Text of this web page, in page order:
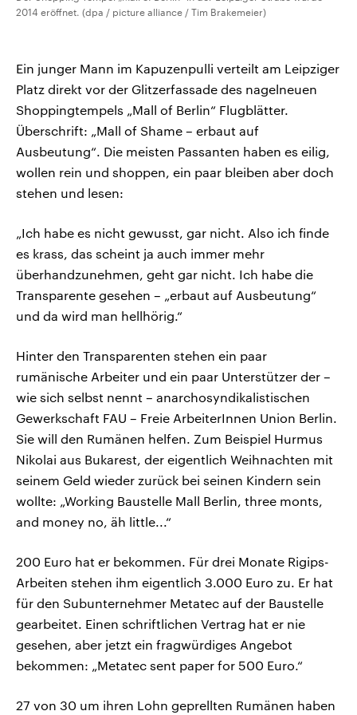
2014 eröffnet. (dpa / picture alliance / Tim Brakemeier)
Ein junger Mann im Kapuzenpulli verteilt am Leipziger
Platz direkt vor der Glitzerfassade des nagelneuen
Shoppingtempels „Mall of Berlin“ Flugblätter.
Überschrift: „Mall of Shame – erbaut auf
Ausbeutung“. Die meisten Passanten haben es eilig,
wollen rein und shoppen, ein paar bleiben aber doch
stehen und lesen:
„Ich habe es nicht gewusst, gar nicht. Also ich finde
es krass, das scheint ja auch immer mehr
überhandzunehmen, geht gar nicht. Ich habe die
Transparente gesehen – „erbaut auf Ausbeutung“
und da wird man hellhörig.“
Hinter den Transparenten stehen ein paar
rumänische Arbeiter und ein paar Unterstützer der –
wie sich selbst nennt – anarchosyndikalistischen
Gewerkschaft FAU – Freie ArbeiterInnen Union Berlin.
Sie will den Rumänen helfen. Zum Beispiel Hurmus
Nikolai aus Bukarest, der eigentlich Weihnachten mit
seinem Geld wieder zurück bei seinen Kindern sein
wollte: „Working Baustelle Mall Berlin, three monts,
and money no, äh little...“
200 Euro hat er bekommen. Für drei Monate Rigips-
Arbeiten stehen ihm eigentlich 3.000 Euro zu. Er hat
für den Subunternehmer Metatec auf der Baustelle
gearbeitet. Einen schriftlichen Vertrag hat er nie
gesehen, aber jetzt ein fragwürdiges Angebot
bekommen: „Metatec sent paper for 500 Euro.“
27 von 30 um ihren Lohn geprellten Rumänen haben